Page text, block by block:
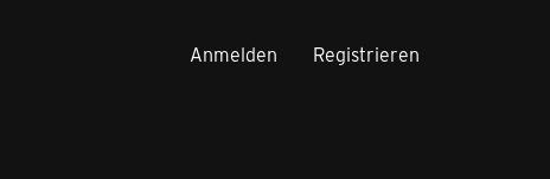
Anmelden Registrieren